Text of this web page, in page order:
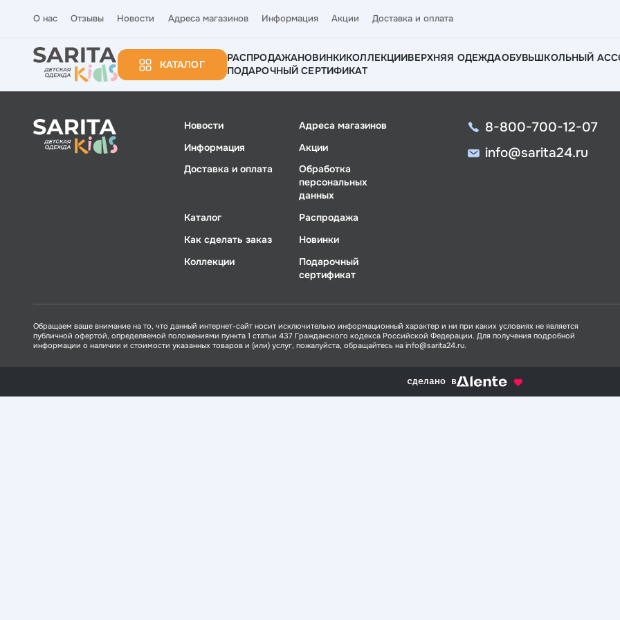
О нас Отзывы Новости Адреса магазинов Информация Акции Доставка и оплата
КАТАЛОГ
РАСПРОДАЖАНОВИНКИКОЛЛЕКЦИИВЕРХНЯЯ ОДЕЖДАОБУВЬШКОЛЬНЫЙ
ПОДАРОЧНЫЙ СЕРТИФИКАТ
Новости
Адреса магазинов
Информация
Акции
Доставка и оплата
Обработка
персональных
данных
Каталог
Распродажа
Как сделать заказ
Новинки
Коллекции
Подарочный
сертификат
8-800-700-12-07
info@sarita24.ru
Обращаем ваше внимание на то, что данный интернет-сайт носит исключительно информационный характер и ни при каких условиях не является
публичной офертой, определяемой положениями пункта 1 статьи 437 Гражданского кодекса Российской Федерации. Для получения подробной
информации о наличии и стоимости указанных товаров и (или) услуг, пожалуйста, обращайтесь на info@sarita24.ru.
сделано в alente